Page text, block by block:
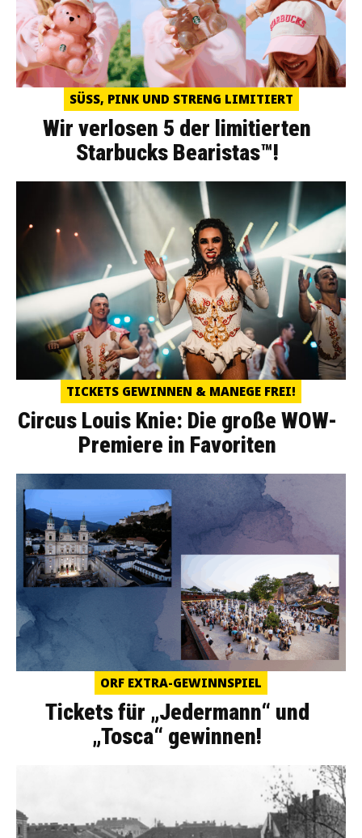
SÜSS, PINK UND STRENG LIMITIERT
Wir verlosen 5 der limitierten
Starbucks Bearistas™!
TICKETS GEWINNEN & MANEGE FREI!
Circus Louis Knie: Die große WOW-
Premiere in Favoriten
ORF EXTRA-GEWINNSPIEL
Tickets für „Jedermann“ und
„Tosca“ gewinnen!